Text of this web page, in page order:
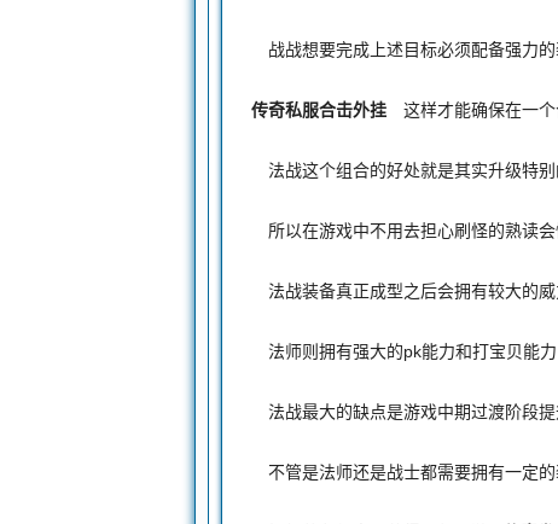
战战想要完成上述目标必须配备强力的
传奇私服合击外挂 这样才能确保在一个
法战这个组合的好处就是其实升级特别
所以在游戏中不用去担心刷怪的熟读会
法战装备真正成型之后会拥有较大的威
法师则拥有强大的pk能力和打宝贝能力
法战最大的缺点是游戏中期过渡阶段提
不管是法师还是战士都需要拥有一定的